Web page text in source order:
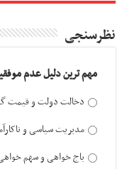
نظرسنجی
مهم ترین دلیل عدم
دخالت دولت و قیمت
مدیریت سیاسی و
باج خواهی و سهم